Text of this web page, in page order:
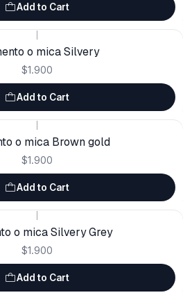
Add to Cart
o mica Silvery
$1.900
Add to Cart
o mica Brown gold
$1.900
Add to Cart
o mica Silvery Grey
$1.900
Add to Cart